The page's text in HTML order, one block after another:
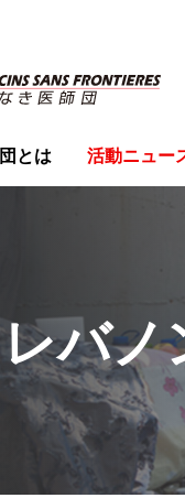
とは 活動ニュー
レバノ